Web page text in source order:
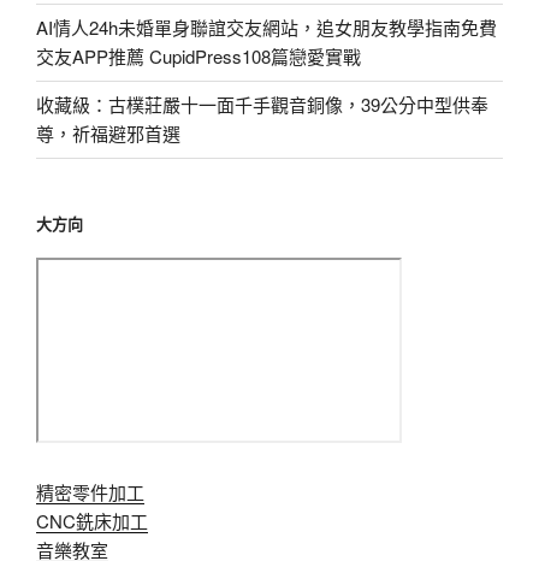
AI情人24h未婚單身聯誼交友網站，追女朋友教學指南免費
交友APP推薦 CupidPress108篇戀愛實戰
收藏級：古樸莊嚴十一面千手觀音銅像，39公分中型供奉
尊，祈福避邪首選
大方向
精密零件加工
CNC銑床加工
音樂教室